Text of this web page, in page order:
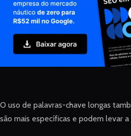
O uso de palavras-chave longas
são mais específicas e podem levar